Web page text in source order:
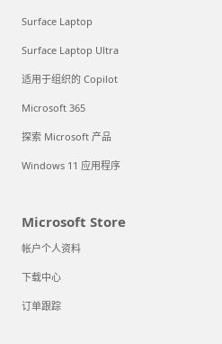
Surface Laptop
Surface Laptop Ultra
适用于组织的 Copilot
Microsoft 365
探索 Microsoft 产品
Windows 11 应用程序
Microsoft Store
帐户个人资料
下载中心
订单跟踪